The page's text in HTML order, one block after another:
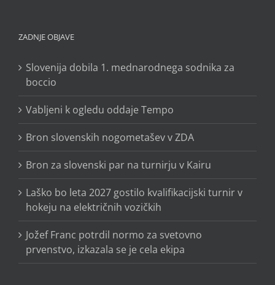
ZADNJE OBJAVE
Slovenija dobila 1. mednarodnega sodnika za
boccio
Vabljeni k ogledu oddaje Tempo
Bron slovenskih nogometašev v ZDA
Bron za slovenski par na turnirju v Kairu
Laško bo leta 2027 gostilo kvalifikacijski turnir v
hokeju na električnih vozičkih
Jožef Franc potrdil normo za svetovno
prvenstvo, izkazala se je cela ekipa